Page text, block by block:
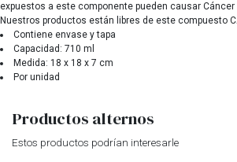
expuestos a este componente pueden causar Cáncer
Nuestros productos están libres de este compuesto
Contiene envase y tapa
Capacidad: 710 ml
Medida: 18 x 18 x 7 cm
Por unidad
Productos alternos
Estos productos podrían interesarle